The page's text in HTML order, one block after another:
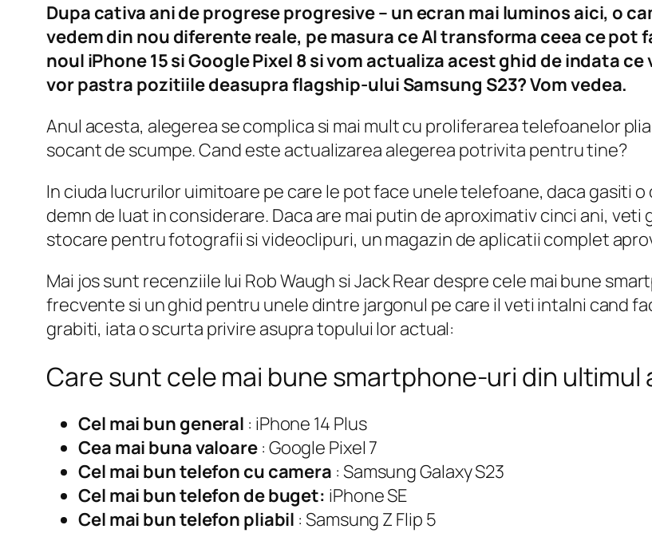
Dupa cativa ani de progrese progresive – un ecran mai luminos aici, o
vedem din nou diferente reale, pe masura ce AI transforma ceea ce
noul iPhone 15 si Google Pixel 8 si vom actualiza acest ghid de indata
vor pastra pozitiile deasupra flagship-ului Samsung S23? Vom vedea.
Anul acesta, alegerea se complica si mai mult cu proliferarea telefoanelor
socant de scumpe. Cand este actualizarea alegerea potrivita pentru tine?
In ciuda lucrurilor uimitoare pe care le pot face unele telefoane, daca gasiti
demn de luat in considerare. Daca are mai putin de aproximativ cinci ani,
stocare pentru fotografii si videoclipuri, un magazin de aplicatii complet
Mai jos sunt recenziile lui Rob Waugh si Jack Rear despre cele mai bune
frecvente si un ghid pentru unele dintre jargonul pe care il veti intalni cand
grabiti, iata o scurta privire asupra topului lor actual:
Care sunt cele mai bune smartphone-uri din ultimul
Cel mai bun general : iPhone 14 Plus
Cea mai buna valoare : Google Pixel 7
Cel mai bun telefon cu camera : Samsung Galaxy S23
Cel mai bun telefon de buget: iPhone SE
Cel mai bun telefon pliabil : Samsung Z Flip 5